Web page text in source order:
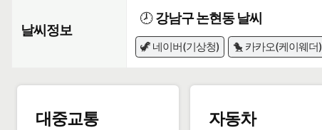
날씨정보
🕗강남구 논현동 날씨
🦖 네이버(기상청) 🐤 카카오(케이웨더)
대중교통
자동차